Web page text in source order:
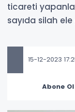
ticareti
sayıda silah
15-12-2023
Abone Ol